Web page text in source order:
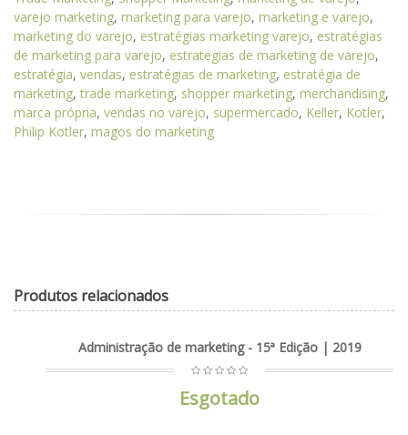
varejo marketing, marketing para varejo, marketing e varejo,
marketing do varejo, estratégias marketing varejo, estratégias
de marketing para varejo, estrategias de marketing de varejo,
estratégia, vendas, estratégias de marketing, estratégia de
marketing,trade marketing, shopper marketing, merchandising,
marca própria, vendas no varejo, supermercado, Keller, Kotler,
Philip Kotler, magos do marketing
Produtos relacionados
Administração de marketing - 15ª Edição | 2019
Esgotado